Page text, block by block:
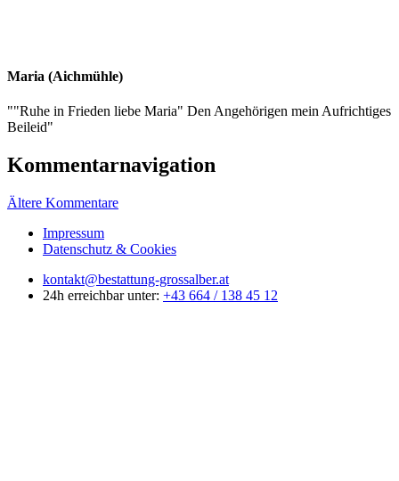
Maria (Aichmühle)
""Ruhe in Frieden liebe Maria" Den Angehörigen mein Aufrichtiges
Beileid"
Kommentarnavigation
Ältere Kommentare
Impressum
Datenschutz & Cookies
kontakt@bestattung-grossalber.at
24h erreichbar unter: +43 664 / 138 45 12